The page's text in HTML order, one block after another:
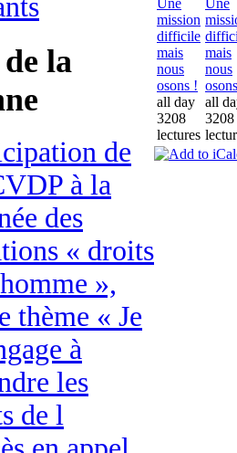
la
de
à la
des
« droits
»,
thème « Je
à
les
de l
mission
difficile
mais
nous
osons !
all day
3208
lectures
mais
nous
all
3208